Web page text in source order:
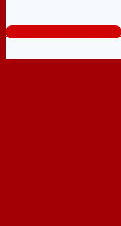
www.baogiacuathep.com